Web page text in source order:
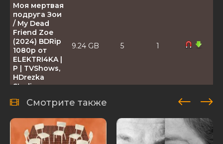
Моя мертвая
подруга Зои
/ My Dead
Friend Zoe
(2024) BDRip
1080p от
ELEKTRI4KA |
P | TVShows,
HDrezka
Studio
9.24 GB 5 1
Моя мертвая
подруга Зои
/ My Dead
Friend Zoe
(2024) WEB-
Смотрите также